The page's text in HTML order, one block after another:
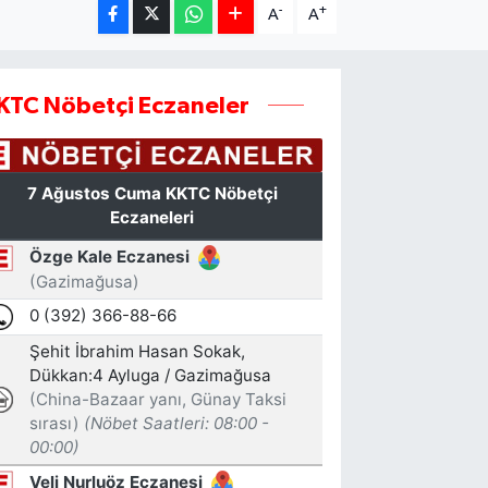
A- A+
Nöbetçi Eczaneler